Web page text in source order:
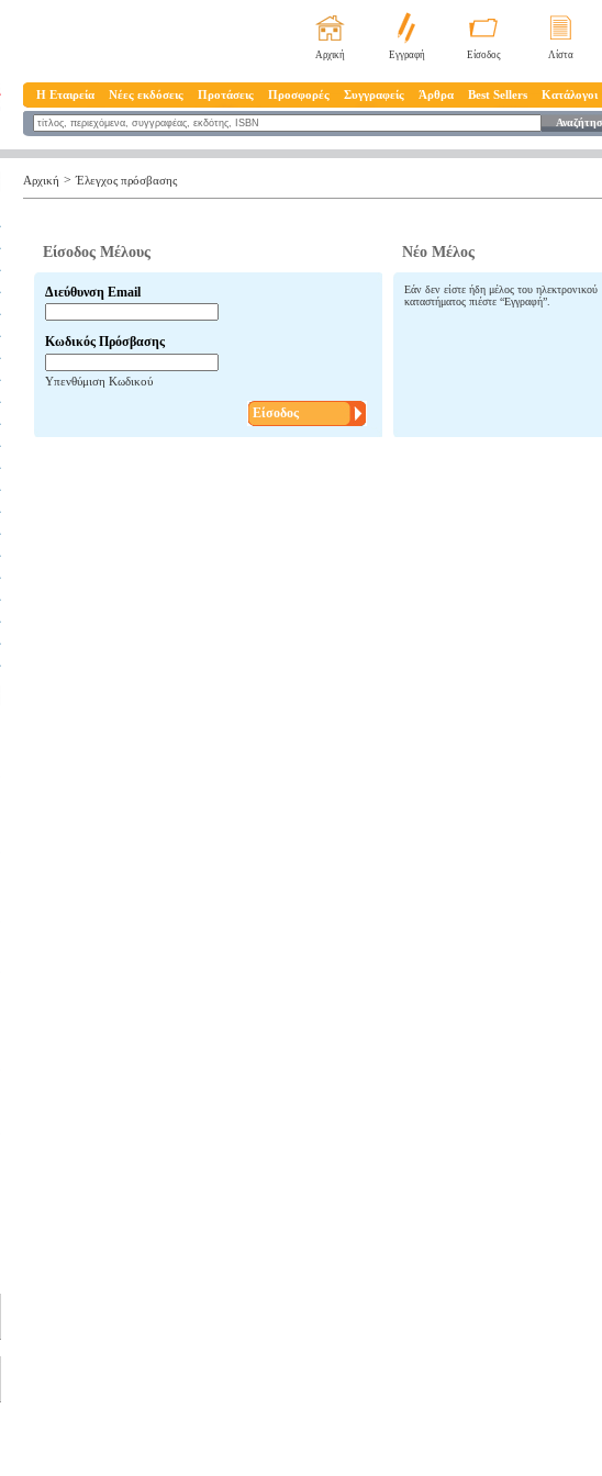
Αρχική Εγγραφή Είσοδος Λίστα
Η Εταιρεία Νέες εκδόσεις Προτάσεις Προσφορές Συγγραφείς Άρθρα Best Sellers Κατάλογοι
Αρχική > Έλεγχος πρόσβασης
Είσοδος Μέλους Νέο Μέλος
Διεύθυνση Email
Κωδικός Πρόσβασης
Υπενθύμιση Κωδικού
Είσοδος
Εάν δεν είστε ήδη μέλος του ηλεκτρονικού
καταστήματος πιέστε “Εγγραφή”.